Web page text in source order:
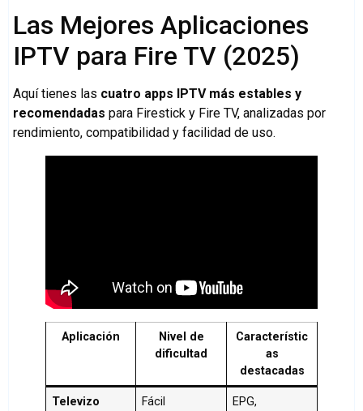
Las Mejores Aplicaciones
IPTV para Fire TV (2025)
Aquí tienes las cuatro apps IPTV más estables y
recomendadas para Firestick y Fire TV, analizadas por
rendimiento, compatibilidad y facilidad de uso.
Aplicación
Nivel de
dificultad
Característic
as
destacadas
Televizo Fácil
EPG,